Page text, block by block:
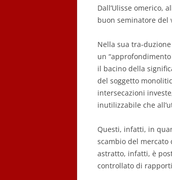
Dall’Ulisse omerico,
buon seminatore del
Nella sua tra-
un
il bacino della
del soggetto
intersecazioni
inutilizzabile che
Questi, infatti, in
scambio del mercato
astratto, infatti, è
controllato di